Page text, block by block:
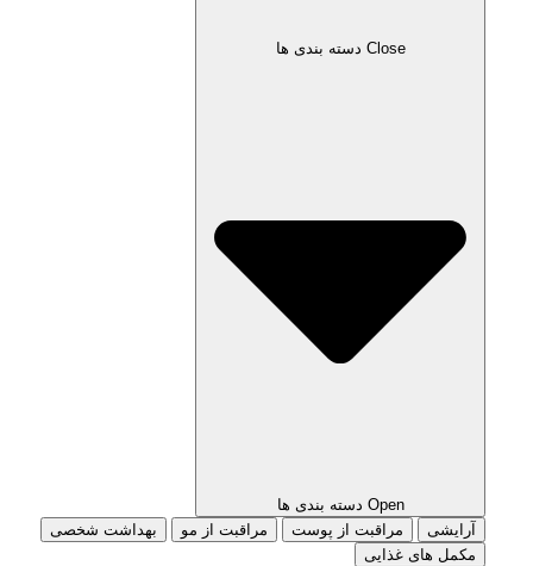
Close دسته بندی ها
Open دسته بندی ها
آرایشی
مراقبت از پوست مراقبت از مو
بهداشت شخصی
مکمل های غذایی